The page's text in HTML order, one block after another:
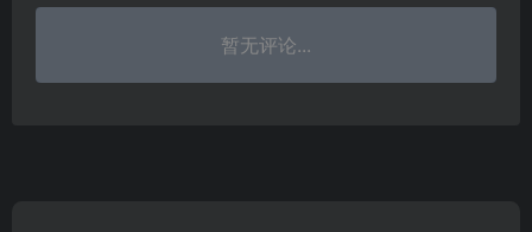
暂无评论...